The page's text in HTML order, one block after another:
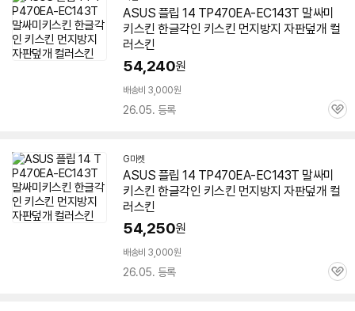
ASUS 플립 14 TP470EA-EC143T 말싸미
키스킨 한글각인 키스킨 먼지방지 자판덮개 컬
러스킨
54,240원
배송비 3,000원
26.05. 등록
관
G마켓
ASUS 플립 14 TP470EA-EC143T 말싸미
키스킨 한글각인 키스킨 먼지방지 자판덮개 컬
러스킨
54,250원
배송비 3,000원
26.05. 등록
관